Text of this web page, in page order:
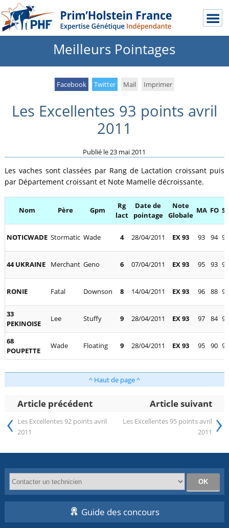
Meilleurs Pointages
Facebook Twitter Mail Imprimer
Les Excellentes 93 points avril
2011
Publié le23 mai 2011
Les vaches sont classées par Rang de Lactation croissant puis
par Département croissant et Note Mamelle décroissante.
Nom Père Gpm
Rg
lact
Date de
pointage
Note
Globale
MA FO SL
NOTICWADE Stormatic Wade 4 28/04/2011 EX 93 93 94 94
44 UKRAINE Merchant Geno 6 07/04/2011 EX 93 95 93 96
RONIE Fatal Downson 8 14/04/2011 EX 93 96 88 93
33
PEKINOISE
Lee Stuffy 9 28/04/2011 EX 93 97 84 95
68
POUPETTE
Wade Floating 9 28/04/2011 EX 93 95 90 95
^ Haut de page ^
Article précédent Article suivant
‹ Les Excellentes 92 points avril
2011
Les Excellentes 95 points avril
2011 ›
Guide des concours